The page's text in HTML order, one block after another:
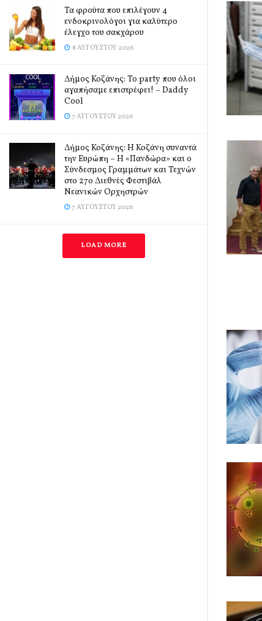
Τα φρούτα που επιλέγουν 4
ενδοκρινολόγοι για καλύτερο
έλεγχο του σακχάρου
8 ΑΥΓΟΎΣΤΟΥ 2026
Δήμος Κοζάνης: Το party που όλοι
αγαπήσαμε επιστρέφει! – Daddy
Cool
7 ΑΥΓΟΎΣΤΟΥ 2026
Δήμος Κοζάνης: Η Κοζάνη συναντά
την Ευρώπη – Η «Πανδώρα» και ο
Σύνδεσμος Γραμμάτων και Τεχνών
στο 27ο Διεθνές Φεστιβάλ
Νεανικών Ορχηστρών
7 ΑΥΓΟΎΣΤΟΥ 2026
LOAD MORE